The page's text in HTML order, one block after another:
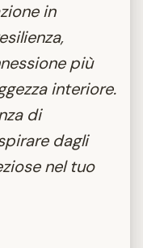
in
più
interiore.
di
dagli
nel tuo